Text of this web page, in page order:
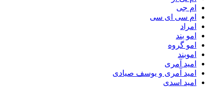
ام جی
ام سی ای سی
امراد
امو بند
امو گروه
اموبند
امید آمری
امید آمری و یوسف صیادی
امید اسدی